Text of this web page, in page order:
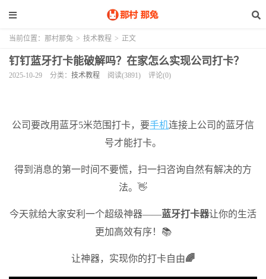
当前位置： 那村那兔 > 技术教程 > 正文
钉钉蓝牙打卡能破解吗？在家怎么实现公司打卡？
2025-10-29 分类： 技术教程 阅读(3891) 评论(0)
公司要改用蓝牙5米范围打卡，要手机连接上公司的蓝牙信
号才能打卡。
得到消息的第一时间不要慌，扫一扫咨询自然有解决的方
法。👋
今天就给大家安利一个超级神器——蓝牙打卡器让你的生活
更加高效有序！📚
让神器，实现你的打卡自由🌈